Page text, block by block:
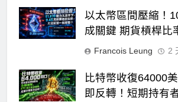
以太幣區間壓縮！
成關鍵 期貨槓桿比
Francois Leung 2
比特幣收復64000
即反轉！短期持有